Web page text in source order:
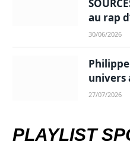
au rap
30/06/2026
univers
27/07/2026
PLAYLIST